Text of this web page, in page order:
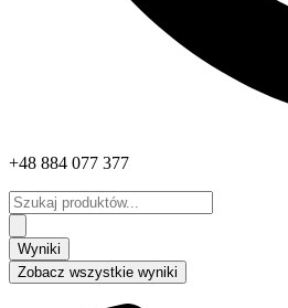
+48 884 077 377
Search
...
Wyniki
Zobacz wszystkie wyniki